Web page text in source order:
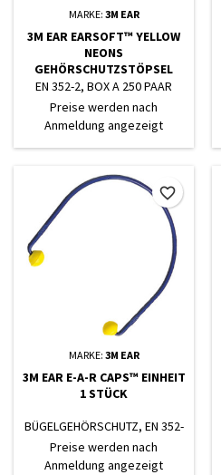
MARKE: 3M EAR
3M EAR EARSOFT™ YELLOW
NEONS
GEHÖRSCHUTZSTÖPSEL
EN 352-2, BOX A 250 PAAR
Preise werden nach
Anmeldung angezeigt
MARKE: 3M EAR
3M EAR E-A-R CAPS™ EINHEIT
1 STÜCK
BÜGELGEHÖRSCHUTZ, EN 352-
2
Preise werden nach
Anmeldung angezeigt
favorite_border